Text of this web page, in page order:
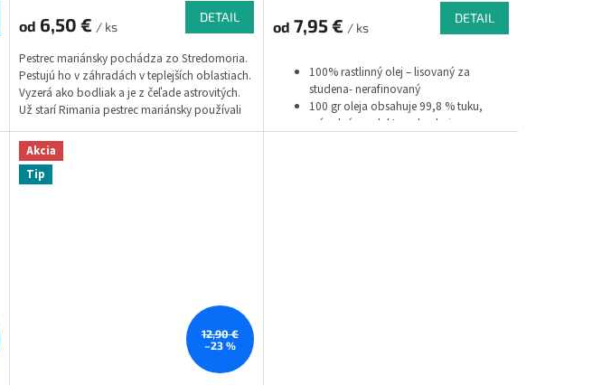
od 6,50 € / ks
DETAIL
Pestrec mariánsky pochádza zo Stredomoria.
Pestujú ho v záhradách v teplejších oblastiach.
Vyzerá ako bodliak a je z čeľade astrovitých.
Už starí Rimania pestrec mariánsky používali
na celý rad ochorení. Dokázal im pomôcť v
rôznych fázach preťaženia pečene, sleziny a
obličiek. Obsahuje látku sylimarín, ktorá
dokáže prirodzene obnoviť a regenerovať
od 7,95 € / ks
DETAIL
100% rastlinný olej – lisovaný za
studena- nerafinovaný
100 gr oleja obsahuje 99,8 % tuku,
prírodný produkt neobsahuje
Akcia
Tip
12,90 €
–23 %